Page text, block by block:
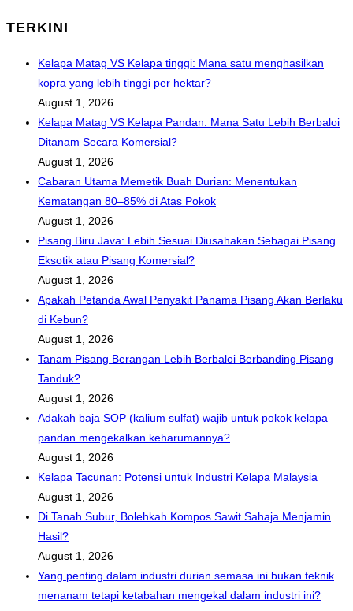
TERKINI
Kelapa Matag VS Kelapa tinggi: Mana satu menghasilkan
kopra yang lebih tinggi per hektar?
August 1, 2026
Kelapa Matag VS Kelapa Pandan: Mana Satu Lebih Berbaloi
Ditanam Secara Komersial?
August 1, 2026
Cabaran Utama Memetik Buah Durian: Menentukan
Kematangan 80–85% di Atas Pokok
August 1, 2026
Pisang Biru Java: Lebih Sesuai Diusahakan Sebagai Pisang
Eksotik atau Pisang Komersial?
August 1, 2026
Apakah Petanda Awal Penyakit Panama Pisang Akan Berlaku
di Kebun?
August 1, 2026
Tanam Pisang Berangan Lebih Berbaloi Berbanding Pisang
Tanduk?
August 1, 2026
Adakah baja SOP (kalium sulfat) wajib untuk pokok kelapa
pandan mengekalkan keharumannya?
August 1, 2026
Kelapa Tacunan: Potensi untuk Industri Kelapa Malaysia
August 1, 2026
Di Tanah Subur, Bolehkah Kompos Sawit Sahaja Menjamin
Hasil?
August 1, 2026
Yang penting dalam industri durian semasa ini bukan teknik
menanam tetapi ketabahan mengekal dalam industri ini?